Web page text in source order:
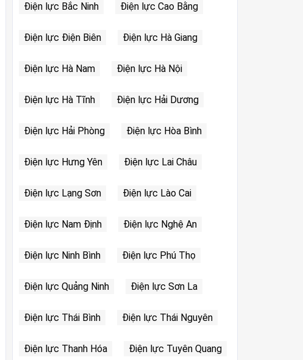
Điện lực Bắc Ninh Điện lực Cao Bằng
Điện lực Điện Biên Điện lực Hà Giang
Điện lực Hà Nam Điện lực Hà Nội
Điện lực Hà Tĩnh Điện lực Hải Dương
Điện lực Hải Phòng Điện lực Hòa Bình
Điện lực Hưng Yên Điện lực Lai Châu
Điện lực Lạng Sơn Điện lực Lào Cai
Điện lực Nam Định Điện lực Nghệ An
Điện lực Ninh Bình Điện lực Phú Thọ
Điện lực Quảng Ninh Điện lực Sơn La
Điện lực Thái Bình Điện lực Thái Nguyên
Điện lực Thanh Hóa Điện lực Tuyên Quang